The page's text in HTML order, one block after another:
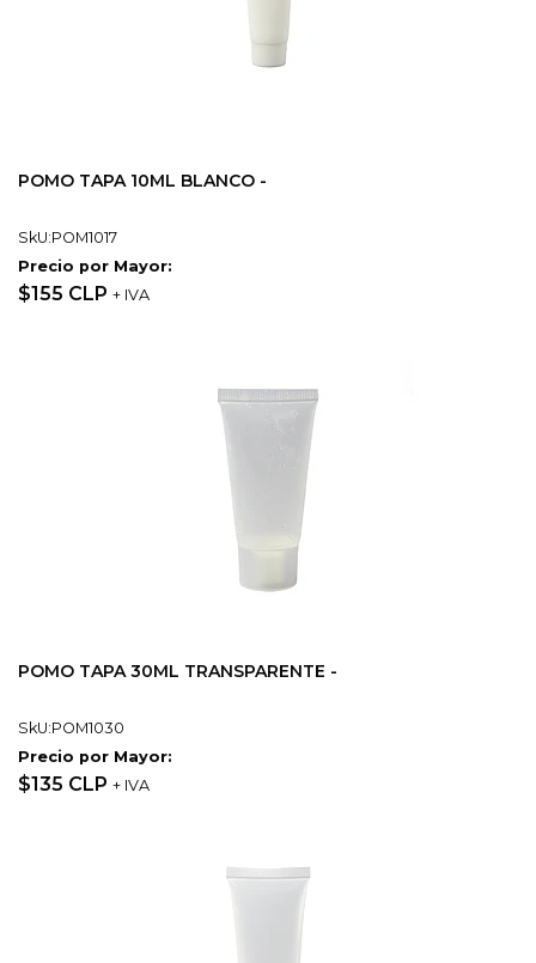
POMO TAPA 10ML BLANCO -
SkU:POM1017
Precio por Mayor:
$155 CLP + IVA
POMO TAPA 30ML TRANSPARENTE -
SkU:POM1030
Precio por Mayor:
$135 CLP + IVA